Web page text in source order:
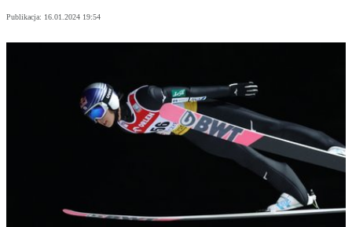
Publikacja: 16.01.2024 19:54